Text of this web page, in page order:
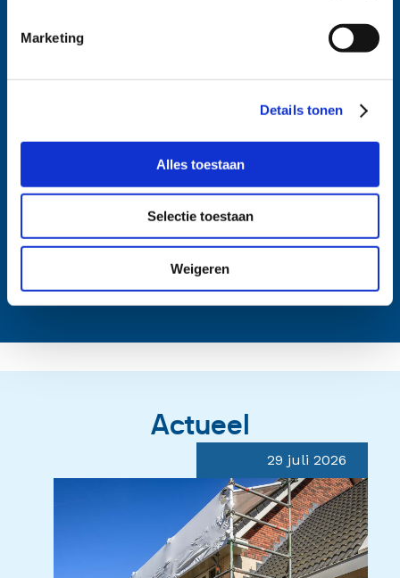
Marketing
Details tonen
Alles toestaan
Selectie toestaan
Weigeren
1/3
Actueel
29 juli 2026